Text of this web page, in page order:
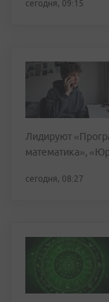
сегодня, 09:15
Лидируют
математика»,
сегодня, 08:27